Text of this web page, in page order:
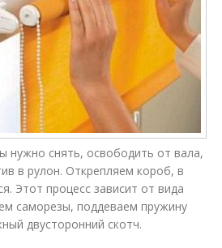
нужно снять, освободить от вала,
в рулон. Открепляем короб, в
Этот процесс зависит от вида
саморезы, поддеваем пружину
двусторонний скотч.